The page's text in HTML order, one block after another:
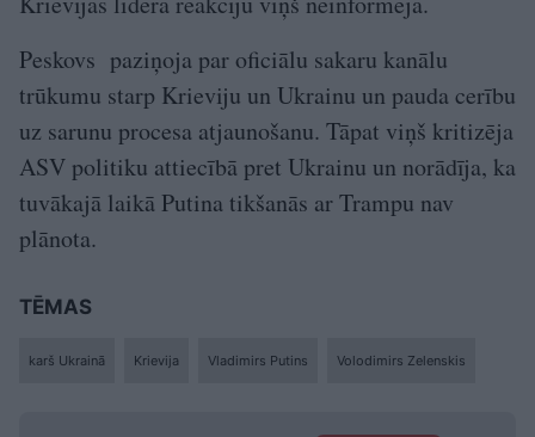
Peskovs paziņoja par oficiālu sakaru kanālu
trūkumu starp Krieviju un Ukrainu un pauda cerību
uz sarunu procesa atjaunošanu. Tāpat viņš kritizēja
ASV politiku attiecībā pret Ukrainu un norādīja, ka
tuvākajā laikā Putina tikšanās ar Trampu nav
plānota.
TĒMAS
karš Ukrainā Krievija Vladimirs Putins Volodimirs Zelenskis